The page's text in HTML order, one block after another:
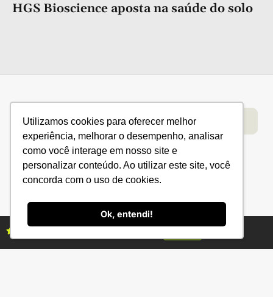
Utilizamos cookies para oferecer melhor
experiência, melhorar o desempenho, analisar
como você interage em nosso site e
personalizar conteúdo. Ao utilizar este site, você
concorda com o uso de cookies.
Ok, entendi!
HGS Bioscience aposta na saúde do solo
Links úteis
Conteúdo Grãos
Florestas Hortifrúti
Categorias Eventos
Economia
IBGE
CONAB
EMBRAPA
Ministério da Agricultura
Institucional
Fale conosco
Política de Privacidade